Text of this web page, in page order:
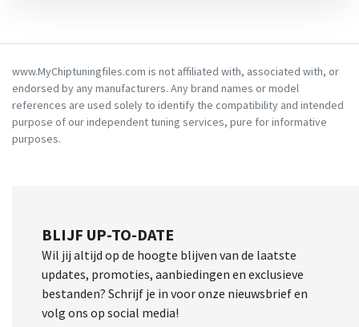
www.MyChiptuningfiles.com is not affiliated with, associated with, or
endorsed by any manufacturers. Any brand names or model
references are used solely to identify the compatibility and intended
purpose of our independent tuning services, pure for informative
purposes.
BLIJF UP-TO-DATE
Wil jij altijd op de hoogte blijven van de laatste
updates, promoties, aanbiedingen en exclusieve
bestanden? Schrijf je in voor onze nieuwsbrief en
volg ons op social media!